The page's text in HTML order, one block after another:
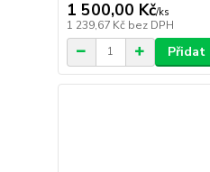
1 500,00 Kč/ks
1 239,67 Kč bez DPH
Přidat